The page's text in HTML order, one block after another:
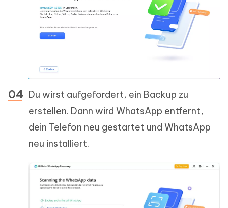
Du wirst aufgefordert, ein Backup zu
erstellen. Dann wird WhatsApp entfernt,
dein Telefon neu gestartet und WhatsApp
neu installiert.